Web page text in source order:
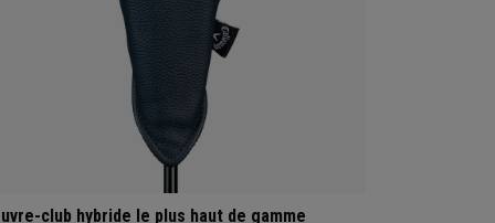
club hybride le plus haut de gamme